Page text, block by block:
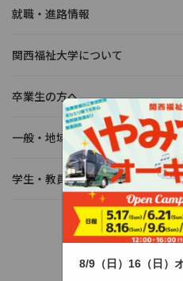
8/9（日）16（日）
就職・進路情報
関西福祉大学について
卒業生の方へ
一般・地域の方へ
学生・教員の活動
〒678-0255 兵庫